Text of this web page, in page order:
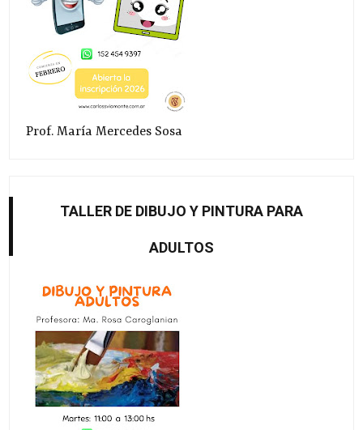
Prof. María Mercedes Sosa
TALLER DE DIBUJO Y PINTURA PARA
ADULTOS